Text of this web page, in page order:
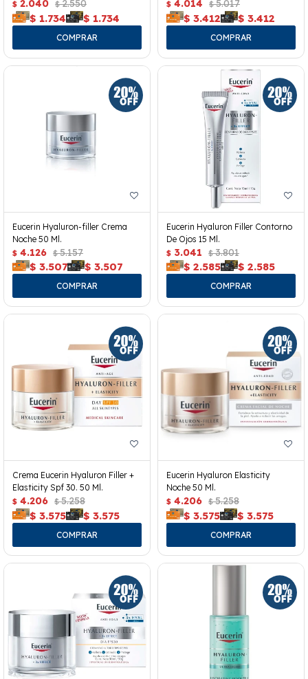
$ 2.040 $ 2.550
$ 1.734 $ 1.734
$ 4.014 $ 5.017
$ 3.412 $ 3.412
Eucerin Hyaluron-filler Crema
Noche 50 Ml.
$ 4.126 $ 5.157
$ 3.507 $ 3.507
Eucerin Hyaluron Filler Contorno
De Ojos 15 Ml.
$ 3.041 $ 3.801
$ 2.585 $ 2.585
Crema Eucerin Hyaluron Filler +
Elasticity Spf 30. 50 Ml.
$ 4.206 $ 5.258
$ 3.575 $ 3.575
Eucerin Hyaluron Elasticity
Noche 50 Ml.
$ 4.206 $ 5.258
$ 3.575 $ 3.575